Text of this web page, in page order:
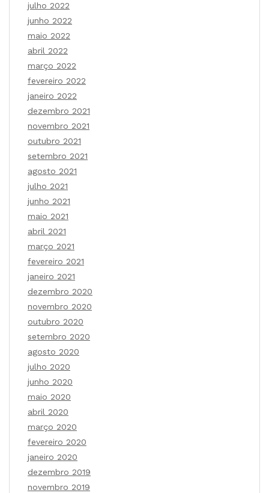
julho 2022
junho 2022
maio 2022
abril 2022
março 2022
fevereiro 2022
janeiro 2022
dezembro 2021
novembro 2021
outubro 2021
setembro 2021
agosto 2021
julho 2021
junho 2021
maio 2021
abril 2021
março 2021
fevereiro 2021
janeiro 2021
dezembro 2020
novembro 2020
outubro 2020
setembro 2020
agosto 2020
julho 2020
junho 2020
maio 2020
abril 2020
março 2020
fevereiro 2020
janeiro 2020
dezembro 2019
novembro 2019